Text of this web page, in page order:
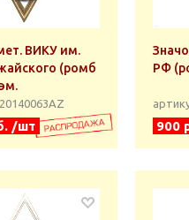
ВИКУ им.
(ромб
/шт
РФ
900